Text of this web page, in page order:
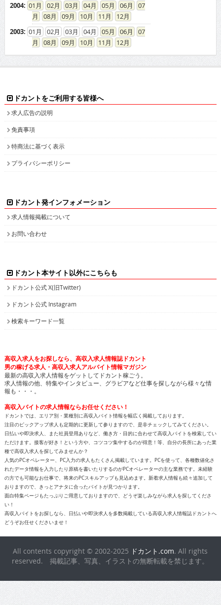
2004: 01 02 03 04 05 06
07
08
09 10 11
12
2003: 01 02 03 04 05 06
07
08
09 10 11 12
ドカントをご利用する皆様へ
求人広告の説明
免責事項
特商法に基づく表示
プライバシーポリシー
ドカント発インフォメーション
求人情報掲載について
お問い合わせ
ドカント本サイト以外にこちらも
ドカント公式 X(旧Twitter)
ドカント公式 Instagram
検索キーワード一覧
高収入求人をお探しなら、高収入求人情報誌ドカント
男の稼げる求人・高収入求人アルバイト情報マガジン
最新の高収入求人情報をゲットしてドカント稼ごう。
求人情報の他、特集やインタビュー、グラビアなど仕事を探しながら様々な情
報も・・・。
高収入バイトの求人情報ならお任せください！
ドカントでは、エリア別・業種別に高収入バイト情報を幅広く掲載しております。
注目のピックアップ求人も定期的に更新して参りますので、是非チェックしてみてください。
日払いや即決求人、また社員登用ありなど、働き方・目的に合わせて高収入バイトを検索してい
ただけます。接客が好き！という方や、コツコツ集中するのが得意！等、自分の長所にあった業
種で高収入求人を探してみませんか？
人気のPCオペレーター、PC入力の求人もたくさん掲載しています。PCを使って、各種数値化さ
れたデータ情報を入力したり原稿を書いたりするのがPCオペレーターの主な業務です。未経験
の方でも可能なお仕事で、将来のPCスキルアップも見込めます。新着求人情報も続々追加して
おりますので、きっとアナタに合ったバイトが見つかります。
面白特集ページもたっぷりご用意しておりますので、どうぞ楽しみながら求人を探してくださ
い！
高収入バイトをお探しなら、日払いや即決求人を多数掲載している高収入求人情報誌ドカントへ
どうぞお任せくださいませ！
All contents copyright © 2002-2025 ドカント.com. All rights
reserved. 掲載記事、写真、イラストの無断転載を禁じます。